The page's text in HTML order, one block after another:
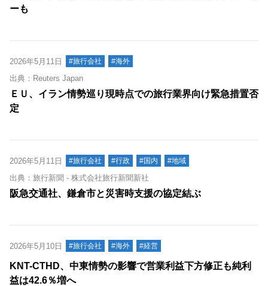
ーも
2026年5月11日 #旅行会社 #海外
出典：Reuters Japan
ＥＵ、イラン情勢巡り現時点での旅行業界向け緊急措置否
定
2026年5月11日 #旅行会社 #行政 #国内 #地域
出典：旅行新聞 - 株式会社旅行新聞新社
阪急交通社、鎌倉市と災害時支援の協定結ぶ
2026年5月10日 #旅行会社 #海外 #経営
KNT-CTHD、中東情勢の影響で営業利益下方修正も純利
益は42.6％増へ